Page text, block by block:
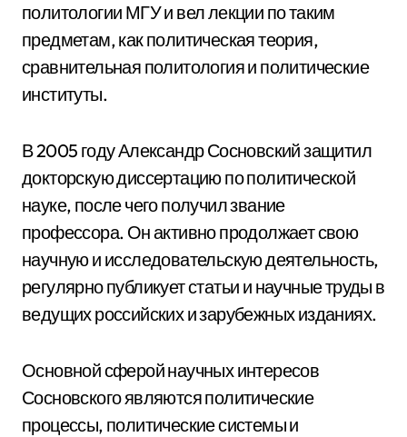
политологии МГУ и вел лекции по таким
предметам, как политическая теория,
сравнительная политология и политические
институты.
В 2005 году Александр Сосновский защитил
докторскую диссертацию по политической
науке, после чего получил звание
профессора. Он активно продолжает свою
научную и исследовательскую деятельность,
регулярно публикует статьи и научные труды в
ведущих российских и зарубежных изданиях.
Основной сферой научных интересов
Сосновского являются политические
процессы, политические системы и